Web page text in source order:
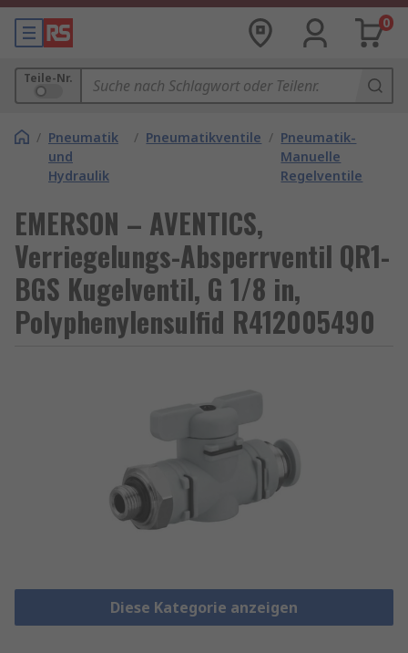
0
Teile-Nr.
/ Pneumatik
und
Hydraulik
/ Pneumatikventile / Pneumatik-
Manuelle
Regelventile
EMERSON – AVENTICS,
Verriegelungs-Absperrventil QR1-
BGS Kugelventil, G 1/8 in,
Polyphenylensulfid R412005490
Diese Kategorie anzeigen